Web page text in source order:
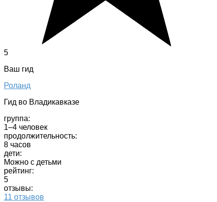
5
Ваш гид
Роланд
Гид во Владикавказе
группа:
1–4 человек
продолжительность:
8 часов
дети:
Можно с детьми
рейтинг:
5
отзывы:
11 отзывов